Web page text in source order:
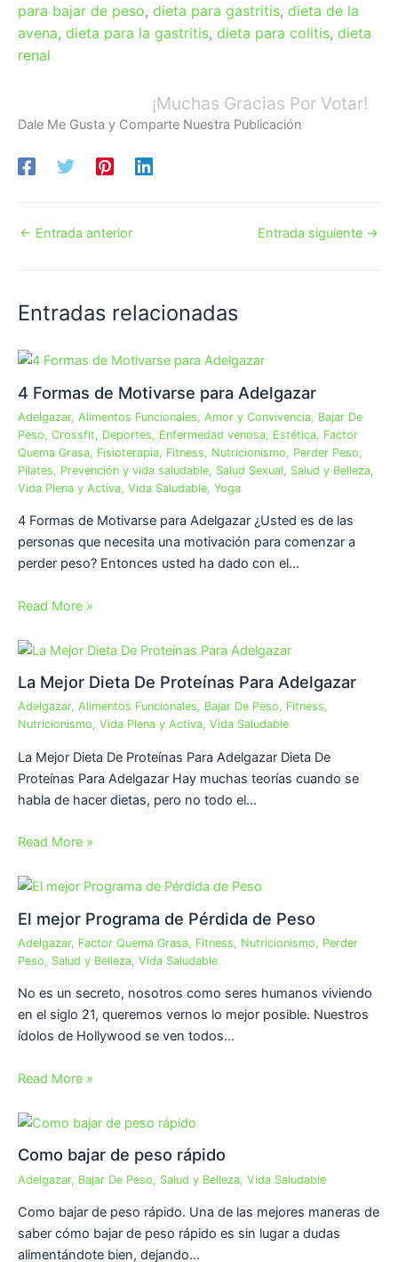
para bajar de peso, dieta para gastritis, dieta de la
avena, dieta para la gastritis, dieta para colitis, dieta
renal
¡Muchas Gracias Por Votar!
Dale Me Gusta y Comparte Nuestra Publicación
← Entrada anterior Entrada siguiente →
Entradas relacionadas
4 Formas de Motivarse para Adelgazar
Adelgazar, Alimentos Funcionales, Amor y Convivencia, Bajar De
Peso, Crossfit, Deportes, Enfermedad venosa, Estética, Factor
Quema Grasa, Fisioterapia, Fitness, Nutricionismo, Perder Peso,
Pilates, Prevención y vida saludable, Salud Sexual, Salud y Belleza,
Vida Plena y Activa, Vida Saludable, Yoga
4 Formas de Motivarse para Adelgazar ¿Usted es de las
personas que necesita una motivación para comenzar a
perder peso? Entonces usted ha dado con el…
Read More »
La Mejor Dieta De Proteínas Para Adelgazar
Adelgazar, Alimentos Funcionales, Bajar De Peso, Fitness,
Nutricionismo, Vida Plena y Activa, Vida Saludable
La Mejor Dieta De Proteínas Para Adelgazar Dieta De
Proteínas Para Adelgazar Hay muchas teorías cuando se
habla de hacer dietas, pero no todo el…
Read More »
El mejor Programa de Pérdida de Peso
Adelgazar, Factor Quema Grasa, Fitness, Nutricionismo, Perder
Peso, Salud y Belleza, Vida Saludable
No es un secreto, nosotros como seres humanos viviendo
en el siglo 21, queremos vernos lo mejor posible. Nuestros
ídolos de Hollywood se ven todos…
Read More »
Como bajar de peso rápido
Adelgazar, Bajar De Peso, Salud y Belleza, Vida Saludable
Como bajar de peso rápido. Una de las mejores maneras de
saber cómo bajar de peso rápido es sin lugar a dudas
alimentándote bien, dejando…